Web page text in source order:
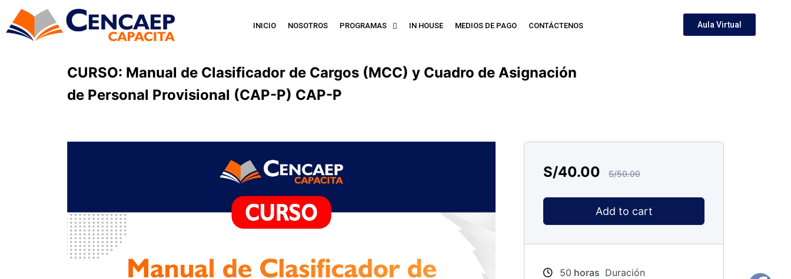
INICIO NOSOTROS PROGRAMAS IN HOUSE MEDIOS DE PAGO CONTÁCTENOS Aula Virtual
CURSO: Manual de Clasificador de Cargos (MCC) y Cuadro de Asignación
de Personal Provisional (CAP-P) CAP-P
S/40.00 S/50.00
Add to cart
50 horas Duración